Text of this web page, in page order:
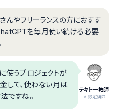
んやフリーランスの方におすす
を毎月使い続ける必要
テキトー教師
.AI認定講師
使うプロジェクトが
して、使わない月は
ですね。